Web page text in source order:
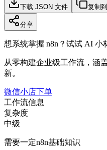
下载 JSON 文件 复制
分享
想系统掌握 n8n？试试 AI 小
从零构建企业级工作流，涵
新。
微信小店下单
工作流信息
复杂度
中级
需要一定n8n基础知识